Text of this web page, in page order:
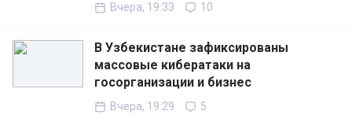
Вчера, 19:33 10
В Узбекистане зафиксированы
массовые кибератаки на
госорганизации и бизнес
Вчера, 19:29 5